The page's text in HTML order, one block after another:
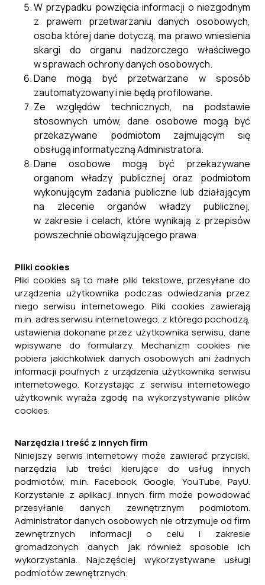
W przypadku powzięcia informacji o niezgodnym
z prawem przetwarzaniu danych osobowych,
osoba której dane dotyczą, ma prawo wniesienia
skargi do organu nadzorczego właściwego
w sprawach ochrony danych osobowych.
Dane mogą być przetwarzane w sposób
zautomatyzowany i nie będą profilowane.
Ze względów technicznych, na podstawie
stosownych umów, dane osobowe mogą być
przekazywane podmiotom zajmującym się
obsługą informatyczną Administratora.
Dane osobowe mogą być przekazywane
organom władzy publicznej oraz podmiotom
wykonującym zadania publiczne lub działającym
na zlecenie organów władzy publicznej,
w zakresie i celach, które wynikają z przepisów
powszechnie obowiązującego prawa.
Pliki cookies
Pliki cookies są to małe pliki tekstowe, przesyłane do
urządzenia użytkownika podczas odwiedzania przez
niego serwisu internetowego. Pliki cookies zawierają
m.in. adres serwisu internetowego, z którego pochodzą,
ustawienia dokonane przez użytkownika serwisu, dane
wpisywane do formularzy. Mechanizm cookies nie
pobiera jakichkolwiek danych osobowych ani żadnych
informacji poufnych z urządzenia użytkownika serwisu
internetowego. Korzystając z serwisu internetowego
użytkownik wyraża zgodę na wykorzystywanie plików
cookies.
Narzędzia i treść z innych firm
Niniejszy serwis internetowy może zawierać przyciski,
narzędzia lub treści kierujące do usług innych
podmiotów, m.in. Facebook, Google, YouTube, PayU.
Korzystanie z aplikacji innych firm może powodować
przesyłanie danych zewnętrznym podmiotom.
Administrator danych osobowych nie otrzymuje od firm
zewnętrznych informacji o celu i zakresie
gromadzonych danych jak również sposobie ich
wykorzystania. Najczęściej wykorzystywane usługi
podmiotów zewnętrznych: